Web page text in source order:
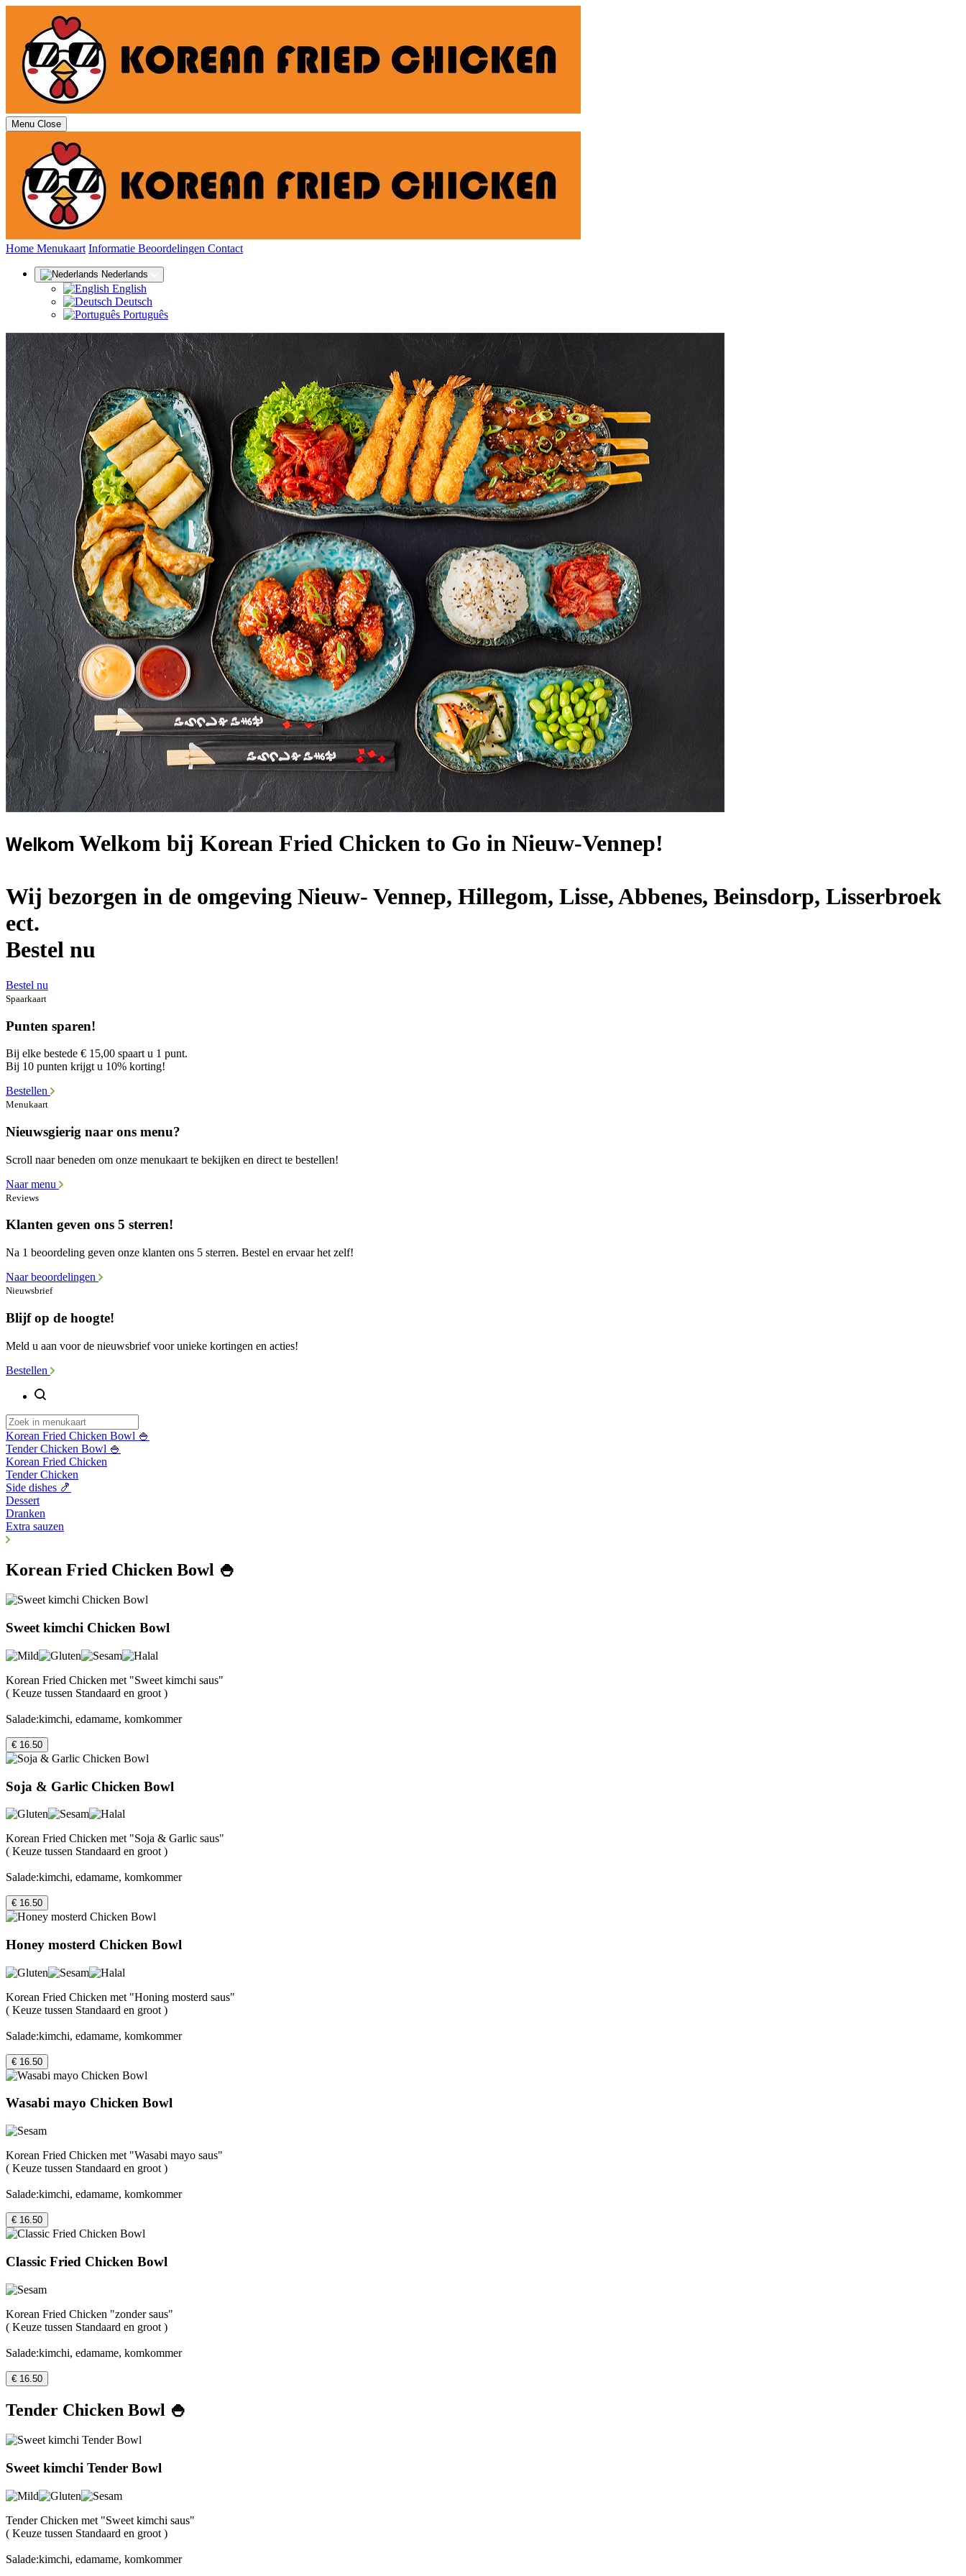
Menu Close
Home (huidige)
Menukaart Informatie Beoordelingen Contact
Nederlands
English
Deutsch
Português
Welkom Welkom bij Korean Fried Chicken to Go in Nieuw-Vennep!
Wij bezorgen in de omgeving Nieuw- Vennep, Hillegom, Lisse, Abbenes, Beinsdorp, Lisserbroek
ect.
Bestel nu
Bestel nu
Spaarkaart
Punten sparen!
Bij elke bestede € 15,00 spaart u 1 punt.
Bij 10 punten krijgt u 10% korting!
Bestellen
Menukaart
Nieuwsgierig naar ons menu?
Scroll naar beneden om onze menukaart te bekijken en direct te bestellen!
Naar menu
Reviews
Klanten geven ons 5 sterren!
Na 1 beoordeling geven onze klanten ons 5 sterren. Bestel en ervaar het zelf!
Naar beoordelingen
Nieuwsbrief
Blijf op de hoogte!
Meld u aan voor de nieuwsbrief voor unieke kortingen en acties!
Bestellen
Korean Fried Chicken Bowl 🍚
Tender Chicken Bowl 🍚
Korean Fried Chicken
Tender Chicken
Side dishes 🍤
Dessert
Dranken
Extra sauzen
Korean Fried Chicken Bowl 🍚
Sweet kimchi Chicken Bowl
Korean Fried Chicken met "Sweet kimchi saus"
( Keuze tussen Standaard en groot )
Salade:kimchi, edamame, komkommer
€ 16.50
Soja & Garlic Chicken Bowl
Korean Fried Chicken met "Soja & Garlic saus"
( Keuze tussen Standaard en groot )
Salade:kimchi, edamame, komkommer
€ 16.50
Honey mosterd Chicken Bowl
Korean Fried Chicken met "Honing mosterd saus"
( Keuze tussen Standaard en groot )
Salade:kimchi, edamame, komkommer
€ 16.50
Wasabi mayo Chicken Bowl
Korean Fried Chicken met "Wasabi mayo saus"
( Keuze tussen Standaard en groot )
Salade:kimchi, edamame, komkommer
€ 16.50
Classic Fried Chicken Bowl
Korean Fried Chicken "zonder saus"
( Keuze tussen Standaard en groot )
Salade:kimchi, edamame, komkommer
€ 16.50
Tender Chicken Bowl 🍚
Sweet kimchi Tender Bowl
Tender Chicken met "Sweet kimchi saus"
( Keuze tussen Standaard en groot )
Salade:kimchi, edamame, komkommer